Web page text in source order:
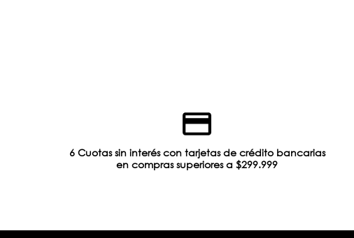
6 Cuotas sin interés con tarjetas de crédito bancarias
en compras superiores a $299.999